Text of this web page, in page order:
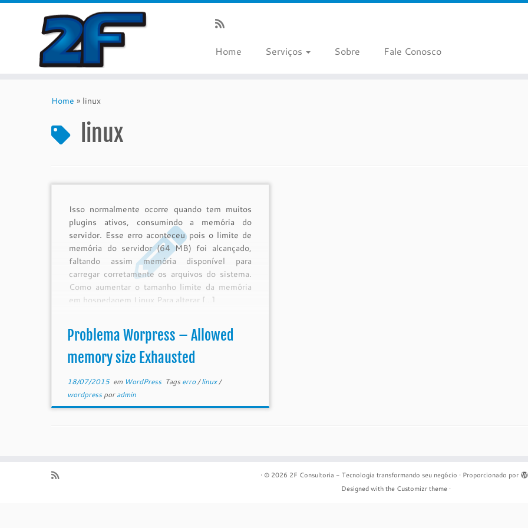
Home Serviços Sobre Fale Conosco
Home » linux
linux
Isso normalmente ocorre quando tem muitos
plugins ativos, consumindo a memória do
servidor. Esse erro aconteceu pois o limite de
memória do servidor (64 MB) foi alcançado,
faltando assim memória disponível para
carregar corretamente os arquivos do sistema.
Como aumentar o tamanho limite da memória
em hospedagem Linux Para alterar […]
Problema Worpress – Allowed
memory size Exhausted
18/07/2015em WordPress Tags erro/linux/
wordpressporadmin
· © 2026 2F Consultoria - Tecnologia transformando seu negócio · Proporcionado por
Designed with the Customizr theme ·